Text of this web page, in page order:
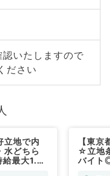
いたしますので
ださい
立地で内
どちら
最大1.2
【東
☆立地
バイト